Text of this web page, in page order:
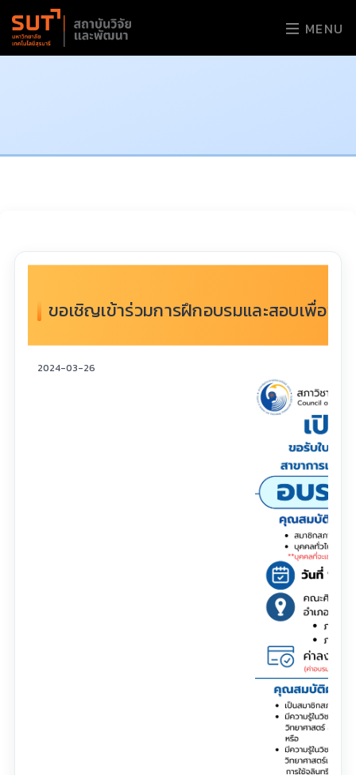
MENU
ขอเชิญเข้าร่วมการฝึกอบรมและสอบเพื่อขอ
2024-03-26